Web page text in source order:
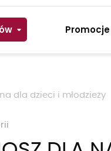
Promocje
dla dzieci i młodzieży